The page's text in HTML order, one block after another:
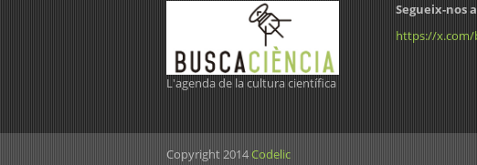
L'agenda de la cultura científica
Segueix-nos
https://x.com/
Copyright 2014Codelic